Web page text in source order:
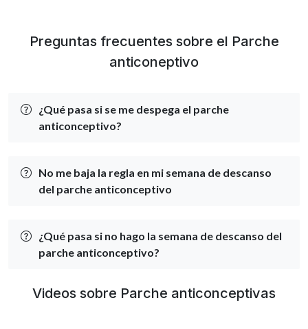
Preguntas frecuentes sobre el Parche
anticoneptivo
¿Qué pasa si se me despega el parche
anticonceptivo?
No me baja la regla en mi semana de descanso
del parche anticonceptivo
¿Qué pasa si no hago la semana de descanso del
parche anticonceptivo?
Videos sobre Parche anticonceptivas